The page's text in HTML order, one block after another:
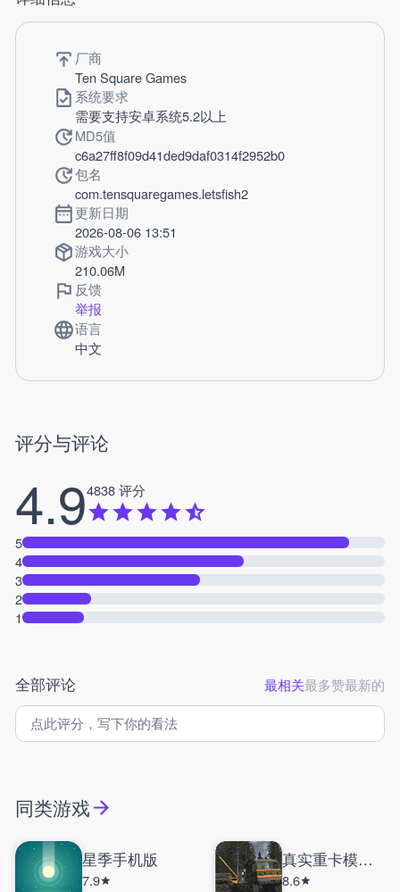
厂商
Ten Square Games
系统要求
需要支持安卓系统5.2以上
MD5值
c6a27ff8f09d41ded9daf0314f2952b0
包名
com.tensquaregames.letsfish2
更新日期
2026-08-06 13:51
游戏大小
210.06M
反馈
举报
语言
中文
评分与评论
4.94838 评分
5
4
3
2
1
全部评论 最相关最多赞最新的
同类游戏
星季手机版
7.9
真实重卡模拟器
8.6